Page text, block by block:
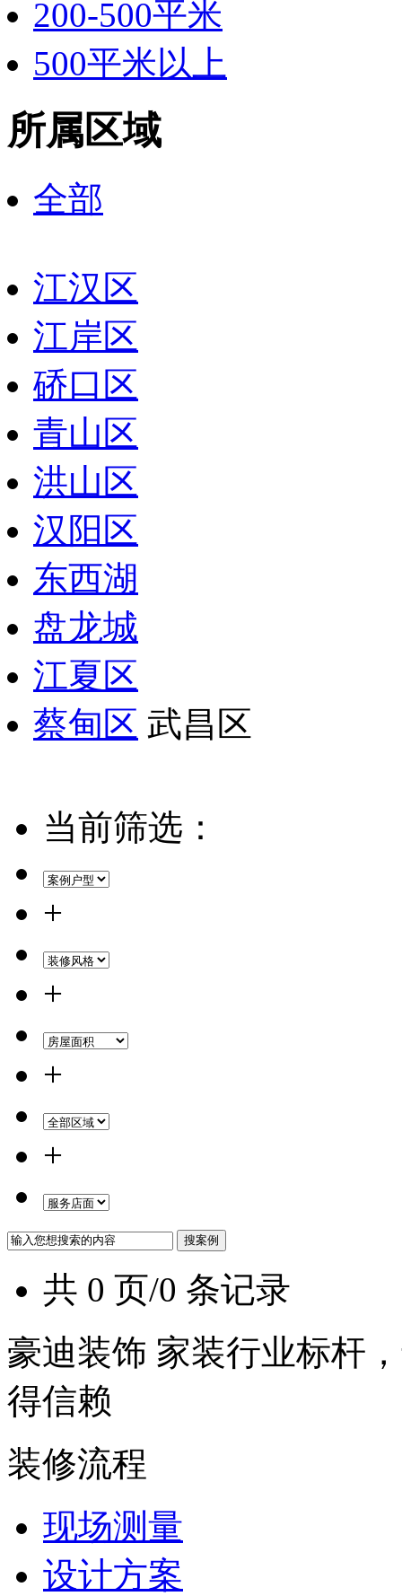
200-500平米
500平米以上
所属区域
全部
江汉区
江岸区
硚口区
青山区
洪山区
汉阳区
东西湖
盘龙城
江夏区
蔡甸区 武昌区
当前筛选：
+
+
+
+
共 0 页/0 条记录
豪迪装饰 家装行业标杆
得信赖
装修流程
现场测量
设计方案